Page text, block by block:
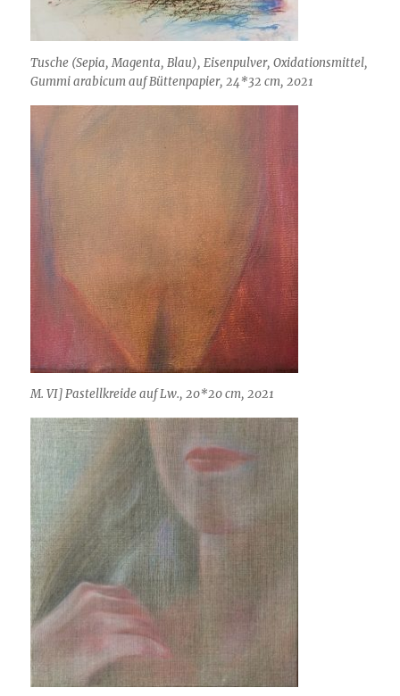
Tusche (Sepia, Magenta, Blau), Eisenpulver, Oxidationsmittel,
Gummi arabicum auf Büttenpapier, 24*32 cm, 2021
M. VI] Pastellkreide auf Lw., 20*20 cm, 2021